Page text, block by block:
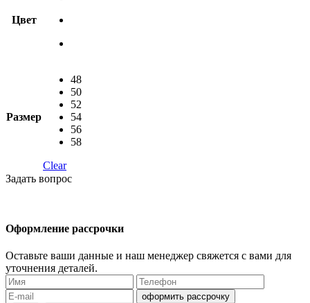
Цвет
Размер
48
50
52
54
56
58
Clear
Задать вопрос
Оформление рассрочки
Оставьте ваши данные и наш менеджер свяжется с вами для
уточнения деталей.
оформить рассрочку